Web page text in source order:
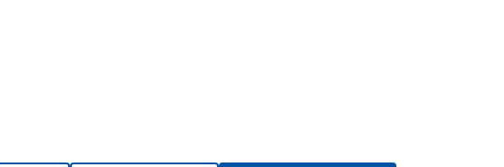
są
samych
audio i wideo,
niekomercyjne -